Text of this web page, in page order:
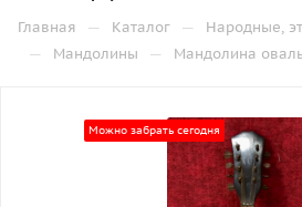
Главная — Каталог — Народные,
— Мандолины — Мандолина
Можно забрать сегодня